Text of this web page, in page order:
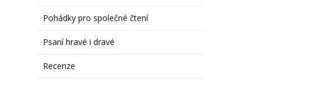
Pohádky pro společné čtení
Psaní hravé i dravé
Recenze